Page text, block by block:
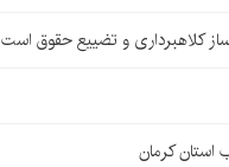
کلاهبرداری و تضییع حقوق است
استان کرمان